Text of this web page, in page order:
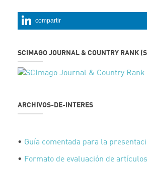
compartir
SCIMAGO JOURNAL & COUNTRY RANK
ARCHIVOS-DE-INTERES
• Guía comentada para la
• Formato de evaluación de artículos